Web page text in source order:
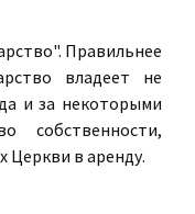
Правильнее
владеет не
и за некоторыми
собственности,
Церкви в аренду.